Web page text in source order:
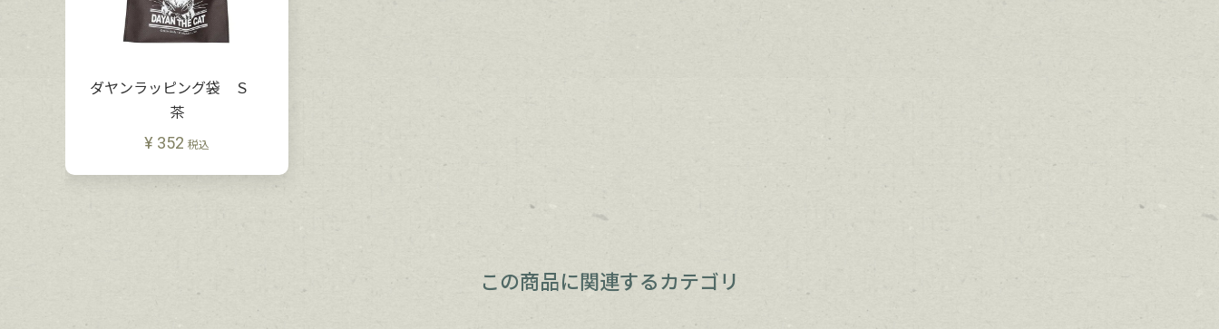
ダヤンラッピング袋 Ｓ
茶
¥ 352 税込
この商品に関連するカテゴリ